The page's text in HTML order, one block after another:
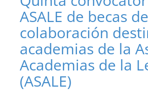
ASALE de becas
colaboración
academias de la
Academias de la
(ASALE)